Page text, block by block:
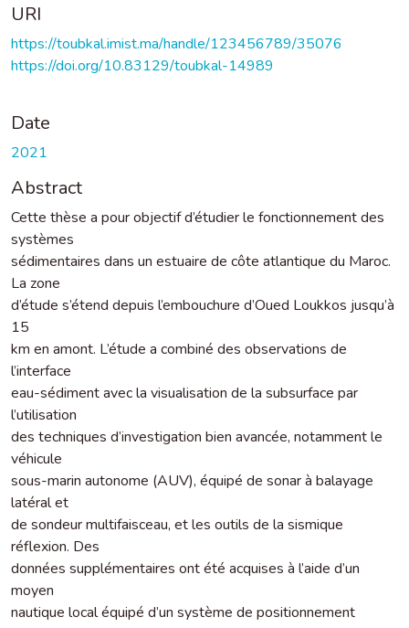
URI
https://toubkal.imist.ma/handle/123456789/35076
https://doi.org/10.83129/toubkal-14989
Date
2021
Abstract
Cette thèse a pour objectif d’étudier le fonctionnement des
systèmes
sédimentaires dans un estuaire de côte atlantique du Maroc.
La zone
d’étude s’étend depuis l’embouchure d’Oued Loukkos jusqu’à
15
km en amont. L’étude a combiné des observations de
l’interface
eau-sédiment avec la visualisation de la subsurface par
l’utilisation
des techniques d’investigation bien avancée, notamment le
véhicule
sous-marin autonome (AUV), équipé de sonar à balayage
latéral et
de sondeur multifaisceau, et les outils de la sismique
réflexion. Des
données supplémentaires ont été acquises à l’aide d’un
moyen
nautique local équipé d’un système de positionnement